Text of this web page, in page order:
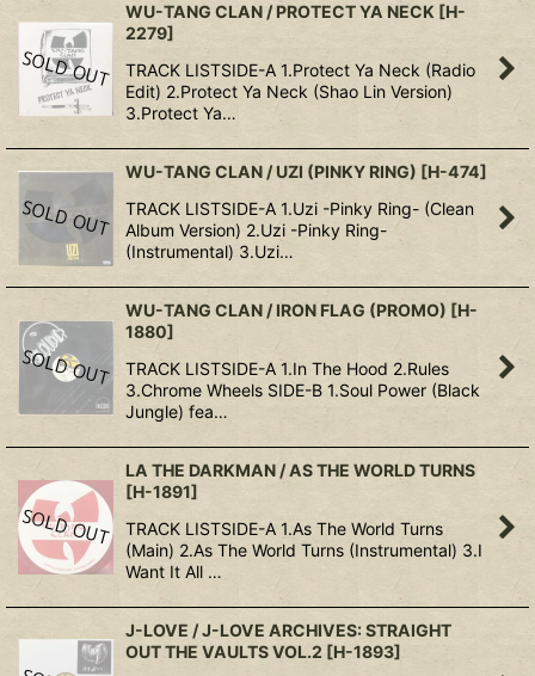
WU-TANG CLAN / PROTECT YA NECK [H-
2279]
TRACK LISTSIDE-A 1.Protect Ya Neck (Radio
Edit) 2.Protect Ya Neck (Shao Lin Version)
3.Protect Ya…
WU-TANG CLAN / UZI (PINKY RING) [H-474]
TRACK LISTSIDE-A 1.Uzi -Pinky Ring- (Clean
Album Version) 2.Uzi -Pinky Ring-
(Instrumental) 3.Uzi…
WU-TANG CLAN / IRON FLAG (PROMO) [H-
1880]
TRACK LISTSIDE-A 1.In The Hood 2.Rules
3.Chrome Wheels SIDE-B 1.Soul Power (Black
Jungle) fea…
LA THE DARKMAN / AS THE WORLD TURNS
[H-1891]
TRACK LISTSIDE-A 1.As The World Turns
(Main) 2.As The World Turns (Instrumental) 3.I
Want It All …
J-LOVE / J-LOVE ARCHIVES: STRAIGHT
OUT THE VAULTS VOL.2 [H-1893]